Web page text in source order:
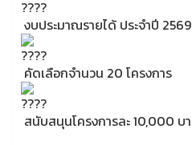
งบประมาณรายได้ ประจำปี 2569
คัดเลือกจำนวน 20 โครงการ
สนับสนุนโครงการละ 10,000 บ